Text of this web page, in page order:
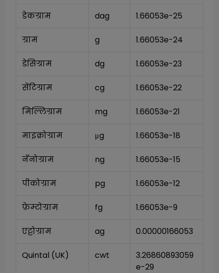
डेकग्राम dag 1.66053e-25
ग्राम g 1.66053e-24
डेसिग्राम dg 1.66053e-23
सेंटिग्राम cg 1.66053e-22
मिल्लिग्राम mg 1.66053e-21
माइक्रोग्राम μg 1.66053e-18
नॅनोग्राम ng 1.66053e-15
पीकोग्राम pg 1.66053e-12
फ़ेम्टोग्राम fg 1.66053e-9
एट्टोग्राम ag 0.00000166053
Quintal (UK) cwt
3.26860893059
e-29